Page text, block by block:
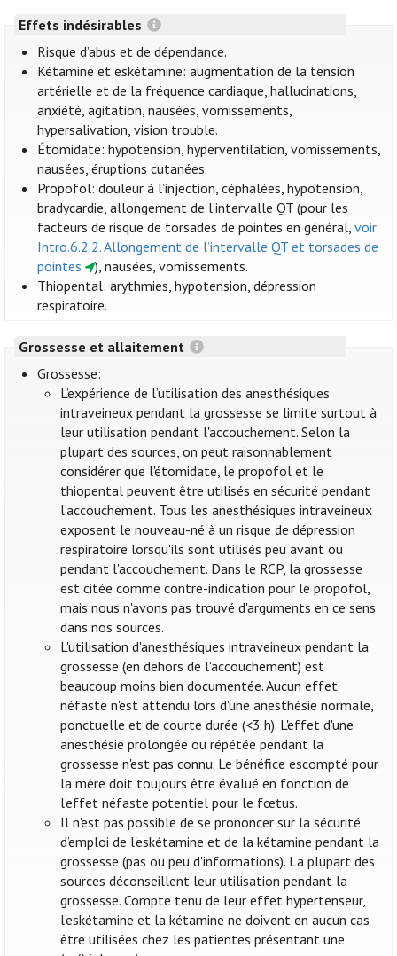
Effets indésirables
Risque d’abus et de dépendance.
Kétamine et eskétamine: augmentation de la tension
artérielle et de la fréquence cardiaque, hallucinations,
anxiété, agitation, nausées, vomissements,
hypersalivation, vision trouble.
Étomidate: hypotension, hyperventilation, vomissements,
nausées, éruptions cutanées.
Propofol: douleur à l’injection, céphalées, hypotension,
bradycardie, allongement de l’intervalle QT (pour les
facteurs de risque de torsades de pointes en général,voir
Intro.6.2.2. Allongement de l’intervalle QT et torsades de
pointes
), nausées, vomissements.
Thiopental: arythmies, hypotension, dépression
respiratoire.
Grossesse et allaitement
Grossesse:
L’expérience de l’utilisation des anesthésiques
intraveineux pendant la grossesse se limite surtout à
leur utilisation pendant l'accouchement. Selon la
plupart des sources, on peut raisonnablement
considérer que l'étomidate, le propofol et le
thiopental peuvent être utilisés en sécurité pendant
l’accouchement. Tous les anesthésiques intraveineux
exposent le nouveau-né à un risque de dépression
respiratoire lorsqu'ils sont utilisés peu avant ou
pendant l'accouchement. Dans le RCP, la grossesse
est citée comme contre-indication pour le propofol,
mais nous n'avons pas trouvé d'arguments en ce sens
dans nos sources.
L'utilisation d'anesthésiques intraveineux pendant la
grossesse (en dehors de l'accouchement) est
beaucoup moins bien documentée. Aucun effet
néfaste n'est attendu lors d'une anesthésie normale,
ponctuelle et de courte durée (<3 h). L'effet d'une
anesthésie prolongée ou répétée pendant la
grossesse n'est pas connu. Le bénéfice escompté pour
la mère doit toujours être évalué en fonction de
l’effet néfaste potentiel pour le fœtus.
Il n'est pas possible de se prononcer sur la sécurité
d’emploi de l'eskétamine et de la kétamine pendant la
grossesse (pas ou peu d'informations). La plupart des
sources déconseillent leur utilisation pendant la
grossesse. Compte tenu de leur effet hypertenseur,
l'eskétamine et la kétamine ne doivent en aucun cas
être utilisées chez les patientes présentant une